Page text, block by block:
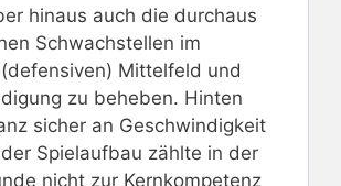
hinaus auch die durchaus
Schwachstellen im
Mittelfeld und
zu beheben. Hinten
sicher an Geschwindigkeit
Spielaufbau zählte in der
nicht zur Kernkompetenz